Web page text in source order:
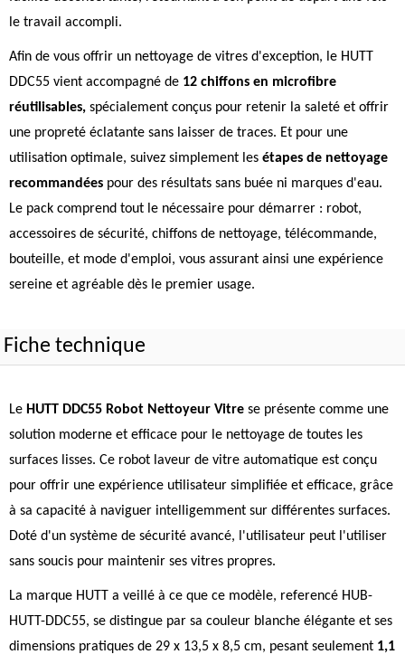
le travail accompli.
Afin de vous offrir un nettoyage de vitres d'exception, le HUTT
DDC55 vient accompagné de 12 chiffons en microfibre
réutilisables, spécialement conçus pour retenir la saleté et offrir
une propreté éclatante sans laisser de traces. Et pour une
utilisation optimale, suivez simplement les étapes de nettoyage
recommandées pour des résultats sans buée ni marques d'eau.
Le pack comprend tout le nécessaire pour démarrer : robot,
accessoires de sécurité, chiffons de nettoyage, télécommande,
bouteille, et mode d'emploi, vous assurant ainsi une expérience
sereine et agréable dès le premier usage.
Fiche technique
Le HUTT DDC55 Robot Nettoyeur Vitre se présente comme une
solution moderne et efficace pour le nettoyage de toutes les
surfaces lisses. Ce robot laveur de vitre automatique est conçu
pour offrir une expérience utilisateur simplifiée et efficace, grâce
à sa capacité à naviguer intelligemment sur différentes surfaces.
Doté d'un système de sécurité avancé, l'utilisateur peut l'utiliser
sans soucis pour maintenir ses vitres propres.
La marque HUTT a veillé à ce que ce modèle, referencé HUB-
HUTT-DDC55, se distingue par sa couleur blanche élégante et ses
dimensions pratiques de 29 x 13,5 x 8,5 cm, pesant seulement 1,1